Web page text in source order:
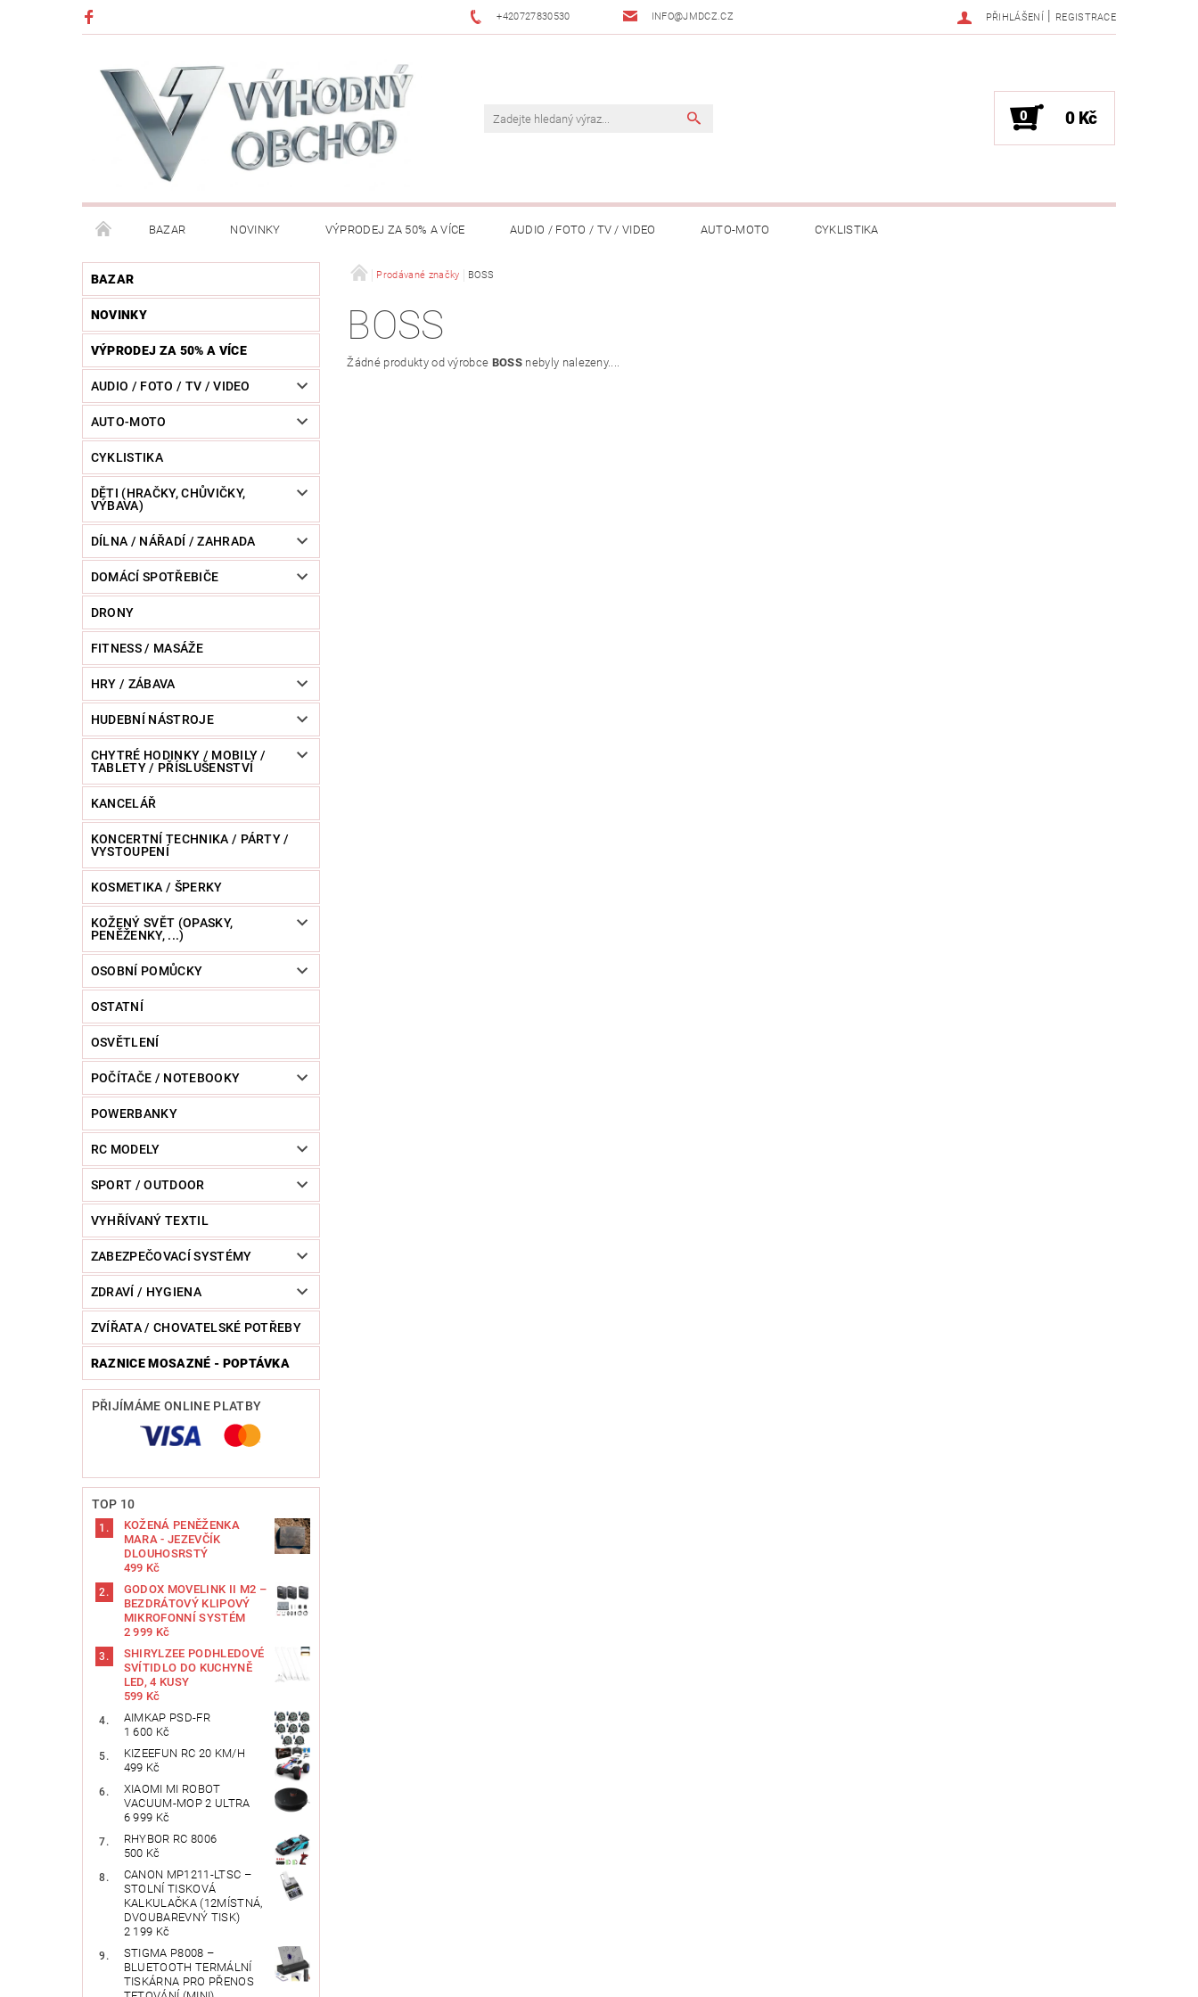
+420727830530 INFO@JMDCZ.CZ PŘIHLÁŠENÍ | REGISTRACE
0 0 Kč
BAZAR NOVINKY VÝPRODEJ ZA 50% A VÍCE AUDIO / FOTO / TV / VIDEO AUTO-MOTO CYKLISTIKA
DĚTI (HRAČKY, CHŮVIČKY, VÝBAVA) DÍLNA / NÁŘADÍ / ZAHRADA
HUDEBNÍ NÁSTROJE CHYTRÉ HODINKY / MOBILY / TABLETY / PŘÍSLUŠENSTVÍ
KOSMETIKA / ŠPERKY KOŽENÝ SVĚT (OPASKY, PENĚŽENKY, ...) OSOBNÍ POMŮCKY
POWERBANKY
ZVÍŘATA / CHOVATELSKÉ POTŘEBY
BAZAR
NOVINKY
VÝPRODEJ ZA 50% A VÍCE
AUDIO / FOTO / TV / VIDEO
AUTO-MOTO
CYKLISTIKA
DĚTI (HRAČKY, CHŮVIČKY,
VÝBAVA)
DÍLNA / NÁŘADÍ / ZAHRADA
DOMÁCÍ SPOTŘEBIČE
DRONY
FITNESS / MASÁŽE
HRY / ZÁBAVA
HUDEBNÍ NÁSTROJE
CHYTRÉ HODINKY / MOBILY /
TABLETY / PŘÍSLUŠENSTVÍ
KANCELÁŘ
KONCERTNÍ TECHNIKA / PÁRTY /
VYSTOUPENÍ
KOSMETIKA / ŠPERKY
KOŽENÝ SVĚT (OPASKY,
PENĚŽENKY, ...)
OSOBNÍ POMŮCKY
OSTATNÍ
OSVĚTLENÍ
POČÍTAČE / NOTEBOOKY
POWERBANKY
RC MODELY
SPORT / OUTDOOR
VYHŘÍVANÝ TEXTIL
ZABEZPEČOVACÍ SYSTÉMY
ZDRAVÍ / HYGIENA
ZVÍŘATA / CHOVATELSKÉ POTŘEBY
RAZNICE MOSAZNÉ - POPTÁVKA
PŘIJÍMÁME ONLINE PLATBY
TOP 10
KOŽENÁ PENĚŽENKA
MARA - JEZEVČÍK
DLOUHOSRSTÝ
499 Kč
GODOX MOVELINK II M2 –
BEZDRÁTOVÝ KLIPOVÝ
MIKROFONNÍ SYSTÉM
2 999 Kč
SHIRYLZEE PODHLEDOVÉ
SVÍTIDLO DO KUCHYNĚ
LED, 4 KUSY
599 Kč
AIMKAP ‎PSD-FR
1 600 Kč
KIZEEFUN RC 20 KM/H
499 Kč
XIAOMI MI ROBOT
VACUUM-MOP 2 ULTRA
6 999 Kč
RHYBOR RC 8006
500 Kč
CANON MP1211-LTSC –
STOLNÍ TISKOVÁ
KALKULAČKA (12MÍSTNÁ,
DVOUBAREVNÝ TISK)
2 199 Kč
STIGMA P8008 –
BLUETOOTH TERMÁLNÍ
TISKÁRNA PRO PŘENOS
Prodávané značky BOSS
BOSS
Žádné produkty od výrobce BOSS nebyly nalezeny....